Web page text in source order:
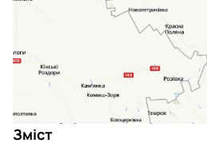
Зміст